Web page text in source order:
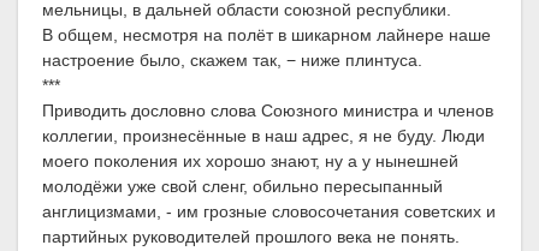
мельницы, в дальней области союзной республики.
В общем, несмотря на полёт в шикарном лайнере наше
настроение было, скажем так, − ниже плинтуса.
***
Приводить дословно слова Союзного министра и членов
коллегии, произнесённые в наш адрес, я не буду. Люди
моего поколения их хорошо знают, ну а у нынешней
молодёжи уже свой сленг, обильно пересыпанный
англицизмами, - им грозные словосочетания советских и
партийных руководителей прошлого века не понять.